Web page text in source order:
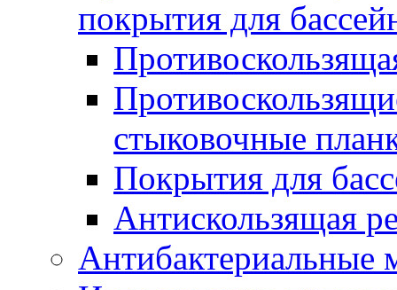
покрытия для
стыковочные
Покрытия для
Антискользящая
Антибактериальные